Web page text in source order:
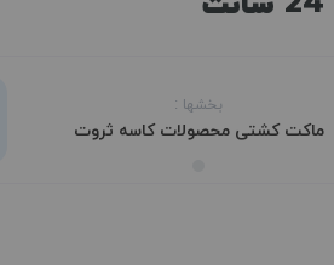
بخشها :
ماکت کشتیمحصولات کاسه ثروت